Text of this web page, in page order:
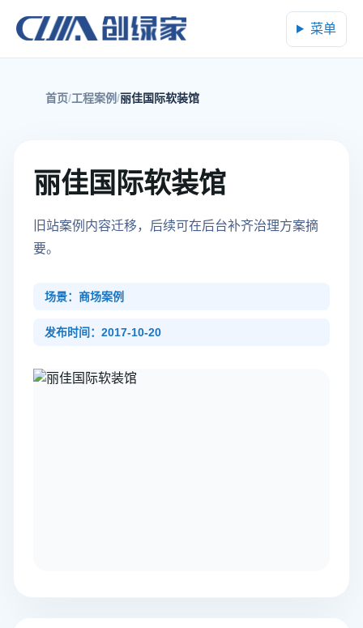
菜单
首页 工程案例 丽佳国际软装馆
丽佳国际软装馆
旧站案例内容迁移，后续可在后台补齐治理方案摘
要。
场景：商场案例
发布时间：2017-10-20